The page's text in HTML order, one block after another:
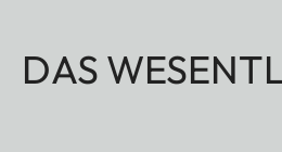
DAS